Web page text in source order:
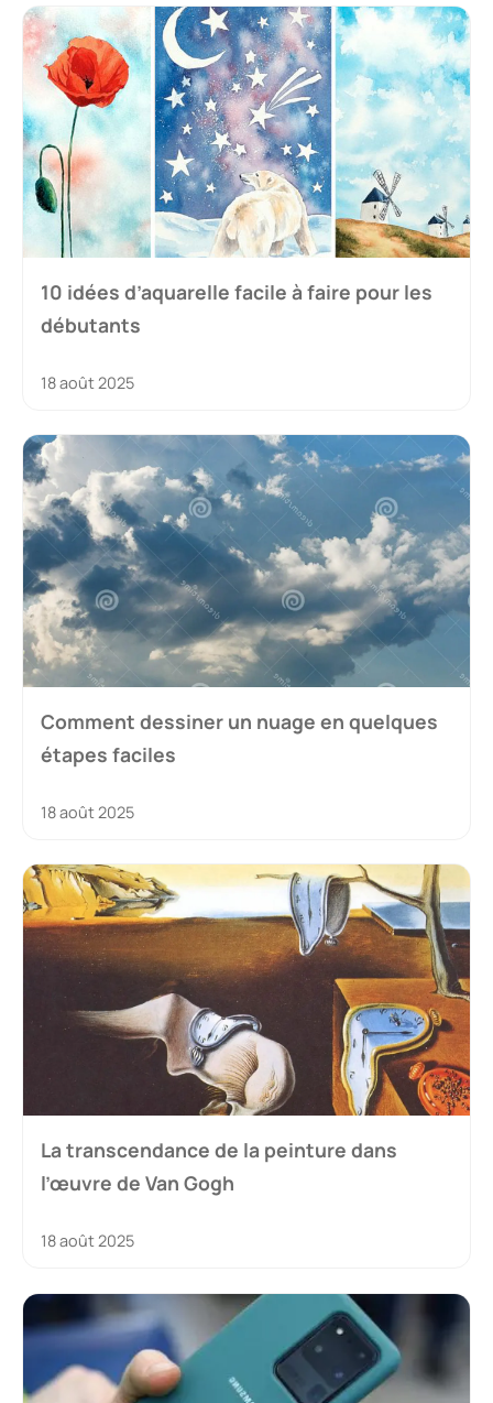
10 idées d’aquarelle facile à faire pour les
débutants
18 août 2025
Comment dessiner un nuage en quelques
étapes faciles
18 août 2025
La transcendance de la peinture dans
l’œuvre de Van Gogh
18 août 2025